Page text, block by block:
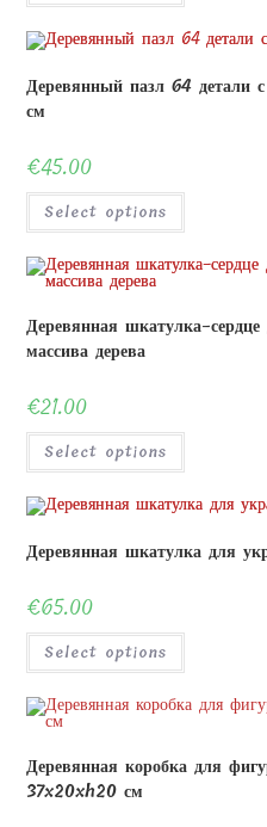
Деревянный пазл 64 детали
см
€45.00
Select options
Деревянная шкатулка-
массива дерева
€21.00
Select options
Деревянная шкатулка для
€65.00
Select options
Деревянная коробка для
37x20xh20 см